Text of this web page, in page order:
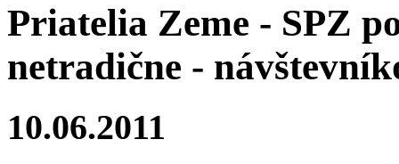
Priatelia Zeme - SPZ
netradične -
10.06.2011